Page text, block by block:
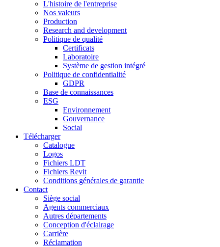
L'histoire de l'entreprise
Nos valeurs
Production
Research and development
Politique de qualité
Certificats
Laboratoire
Système de gestion intégré
Politique de confidentialité
GDPR
Base de connaissances
ESG
Environnement
Gouvernance
Social
Télécharger
Catalogue
Logos
Fichiers LDT
Fichiers Revit
Conditions générales de garantie
Contact
Siège social
Agents commerciaux
Autres départements
Conception d'éclairage
Carrière
Réclamation